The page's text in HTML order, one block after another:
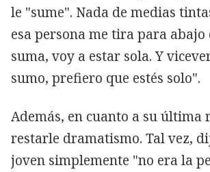
le "sume". Nada de medias
esa persona me tira para abajo
suma, voy a estar sola. Y
sumo, prefiero que estés solo".
Además, en cuanto a su
restarle dramatismo. Tal vez,
joven simplemente "no era la